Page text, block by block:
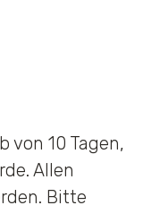
von 10 Tagen,
Allen
Bitte